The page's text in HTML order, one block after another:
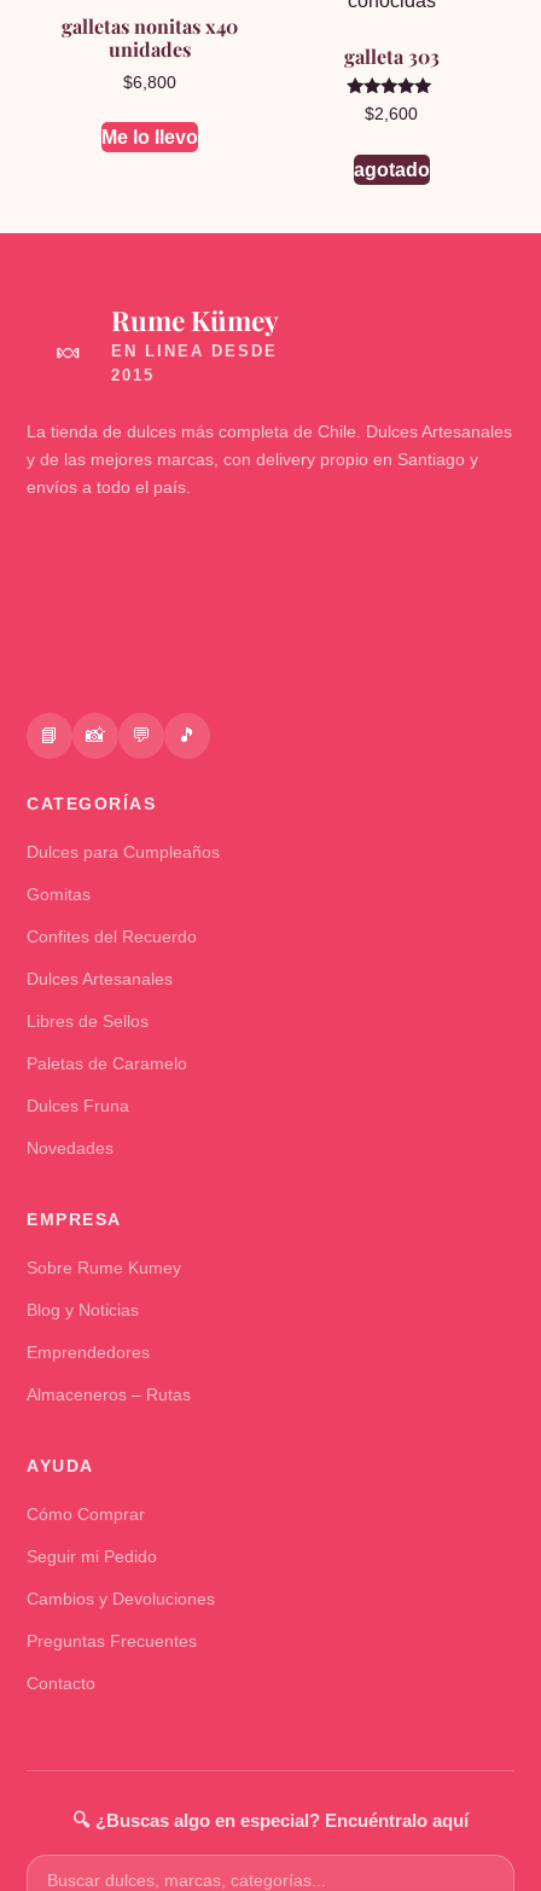
galletas nonitas x40
unidades
$6,800
Me lo llevo
galleta 303
Valorado en
5.00
$2,600
agotado
🍬
Rume Kümey
La tienda de dulces más completa de Chile. Dulces Artesanales
y de las mejores marcas, con delivery propio en Santiago y
envíos a todo el país.
📘 📸 💬 🎵
CATEGORÍAS
Dulces para Cumpleaños
Gomitas
Confites del Recuerdo
Dulces Artesanales
Libres de Sellos
Paletas de Caramelo
Dulces Fruna
Novedades
EMPRESA
Sobre Rume Kumey
Blog y Noticias
Emprendedores
Almaceneros – Rutas
AYUDA
Cómo Comprar
Seguir mi Pedido
Cambios y Devoluciones
Preguntas Frecuentes
Contacto
🔍 ¿Buscas algo en especial? Encuéntralo aquí
Buscar